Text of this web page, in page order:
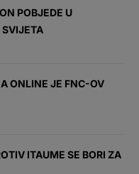
POBJEDE U
SVIJETA
ONLINE JE FNC-OV
ITAUME SE BORI ZA